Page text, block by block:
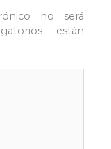
no será
están